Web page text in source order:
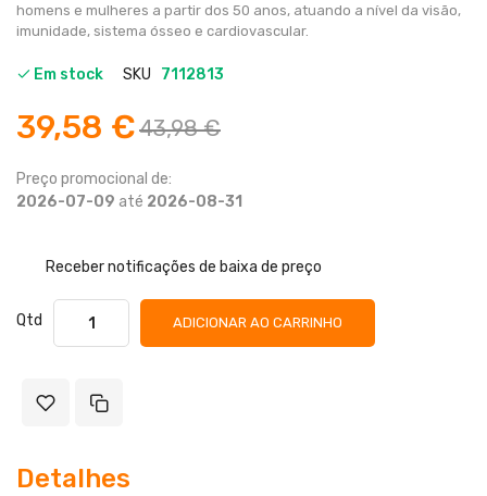
homens e mulheres a partir dos 50 anos, atuando a nível da visão,
imunidade, sistema ósseo e cardiovascular.
Em stock SKU 7112813
39,58 €43,98 €
Preço promocional de:
2026-07-09 até 2026-08-31
Receber notificações de baixa de preço
Qtd ADICIONAR AO CARRINHO
Detalhes